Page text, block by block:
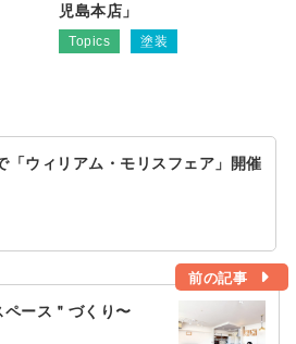
児島本店」
Topics 塗装
「ウィリアム・モリスフェア」開催
前の記事
ペース＂づくり〜